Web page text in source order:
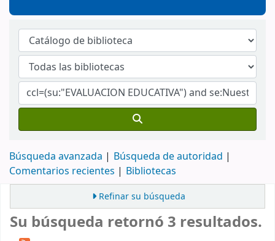
Búsqueda avanzada
Búsqueda de autoridad
Comentarios recientes
Bibliotecas
Refinar su búsqueda
Su búsqueda retornó 3 resultados.